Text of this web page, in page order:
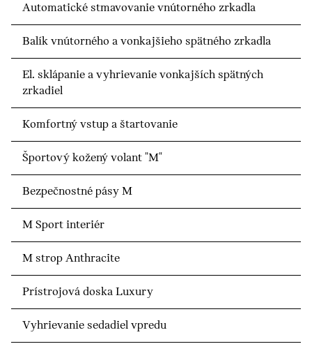
Automatické stmavovanie vnútorného zrkadla
Balík vnútorného a vonkajšieho spätného zrkadla
El. sklápanie a vyhrievanie vonkajších spätných
zrkadiel
Komfortný vstup a štartovanie
Športový kožený volant "M"
Bezpečnostné pásy M
M Sport interiér
M strop Anthracite
Prístrojová doska Luxury
Vyhrievanie sedadiel vpredu